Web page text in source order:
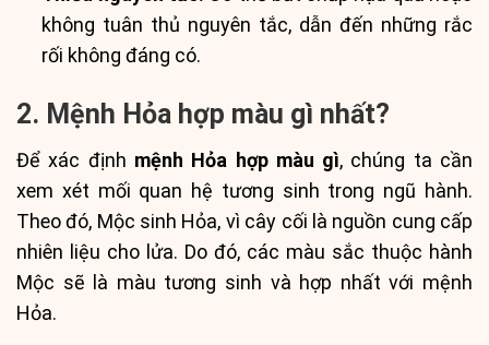
không tuân thủ nguyên tắc, dẫn đến những rắc
rối không đáng có.
2. Mệnh Hỏa hợp màu gì nhất?
Để xác định mệnh Hỏa hợp màu gì, chúng ta cần
xem xét mối quan hệ tương sinh trong ngũ hành.
Theo đó, Mộc sinh Hỏa, vì cây cối là nguồn cung cấp
nhiên liệu cho lửa. Do đó, các màu sắc thuộc hành
Mộc sẽ là màu tương sinh và hợp nhất với mệnh
Hỏa.